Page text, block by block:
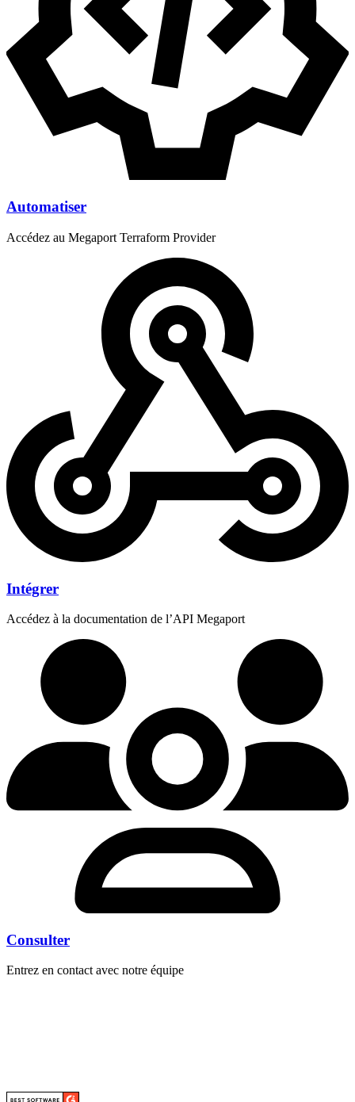
Automatiser
Accédez au Megaport Terraform Provider
Intégrer
Accédez à la documentation de l’API Megaport
Consulter
Entrez en contact avec notre équipe